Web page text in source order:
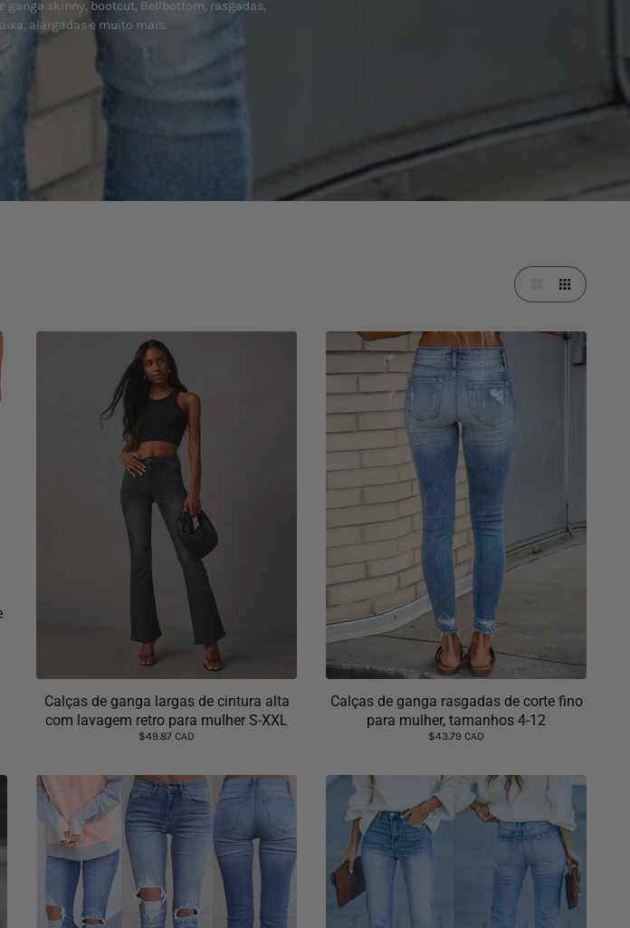
ganga skinny, bootcut, Bellbottom, rasgadas,
alargadas e muito mais.
Calças de ganga largas de cintura alta
com lavagem retro para mulher S-XXL
$49.87 CAD
Calças de ganga rasgadas de corte fino
para mulher, tamanhos 4-12
$43.79 CAD